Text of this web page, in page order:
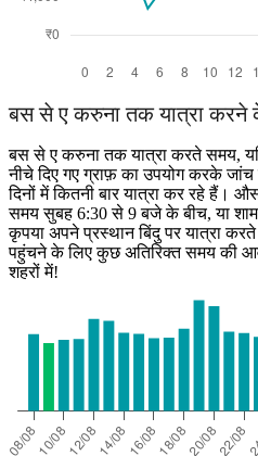
बस से ए करुना तक यात्रा करने
बस से ए करुना तक यात्रा करते समय,
नीचे दिए गए ग्राफ़ का उपयोग करके
दिनों में कितनी बार यात्रा कर रहे हैं।
समय सुबह 6:30 से 9 बजे के बीच, या
कृपया अपने प्रस्थान बिंदु पर यात्रा
पहुंचने के लिए कुछ अतिरिक्त समय की
शहरों में!